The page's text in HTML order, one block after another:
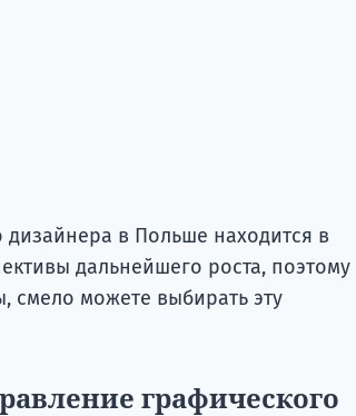
дизайнера в Польше находится в
дальнейшего роста, поэтому
смело можете выбирать эту
графического